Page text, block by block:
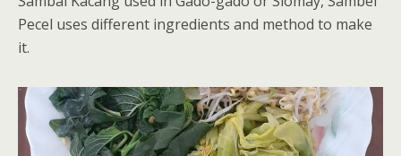
Pecel uses different ingredients and method to make
it.